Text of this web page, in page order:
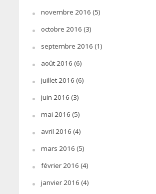
novembre 2016 (5)
octobre 2016 (3)
septembre 2016 (1)
août 2016 (6)
juillet 2016 (6)
juin 2016 (3)
mai 2016 (5)
avril 2016 (4)
mars 2016 (5)
février 2016 (4)
janvier 2016 (4)